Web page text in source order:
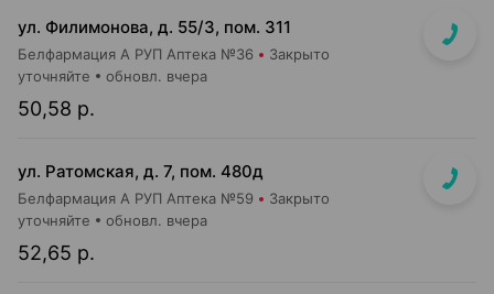
ул. Филимонова, д. 55/3, пом. 311
Белфармация А РУП Аптека №36 Закрыто
50,58 р.
уточняйте обновл. вчера
ул. Ратомская, д. 7, пом. 480д
Белфармация А РУП Аптека №59 Закрыто
52,65 р.
уточняйте обновл. вчера